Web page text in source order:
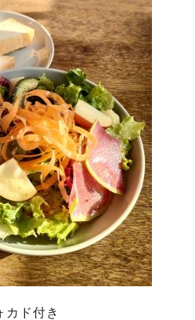
カド付き
キーワード
#ランチ #カフェ#まとめ
学院大 商品開発プロジェクト